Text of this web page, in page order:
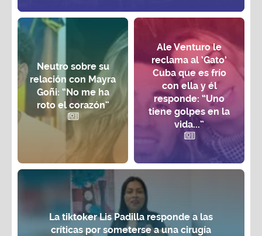
Neutro sobre su
relación con Mayra
Goñi: “No me ha
roto el corazón”
Ale Venturo le
reclama al ‘Gato’
Cuba que es frío
con ella y él
responde: “Uno
tiene golpes en la
vida...”
La tiktoker Lis Padilla responde a las
críticas por someterse a una cirugía